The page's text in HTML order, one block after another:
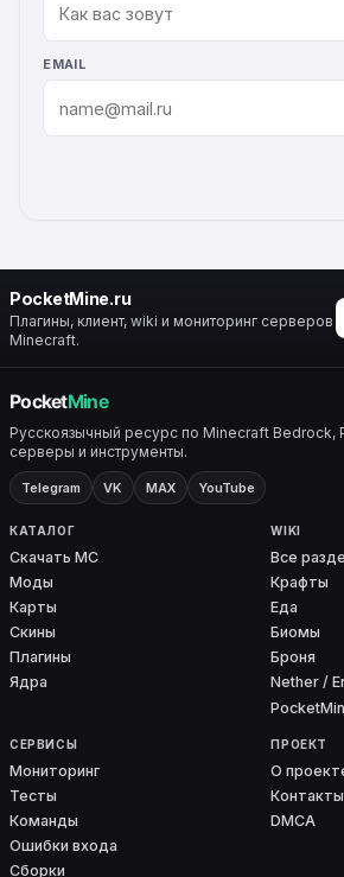
EMAIL
PocketMine.ru
Плагины, клиент, wiki и мониторинг серверов
Minecraft.
Русскоязычный ресурс по Minecraft Bedrock,
серверы и инструменты.
Telegram VK MAX YouTube
КАТАЛОГ
Скачать MC
Моды
Карты
Скины
Плагины
Ядра
WIKI
Все
Крафты
Еда
Биомы
Броня
Nether /
СЕРВИСЫ
Мониторинг
Тесты
Команды
Ошибки входа
Сборки
ПРОЕКТ
О
Контакты
DMCA